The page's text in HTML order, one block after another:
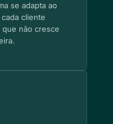
se adapta ao
cliente
não cresce